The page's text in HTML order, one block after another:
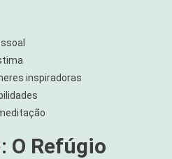
inspiradoras
O Refúgio